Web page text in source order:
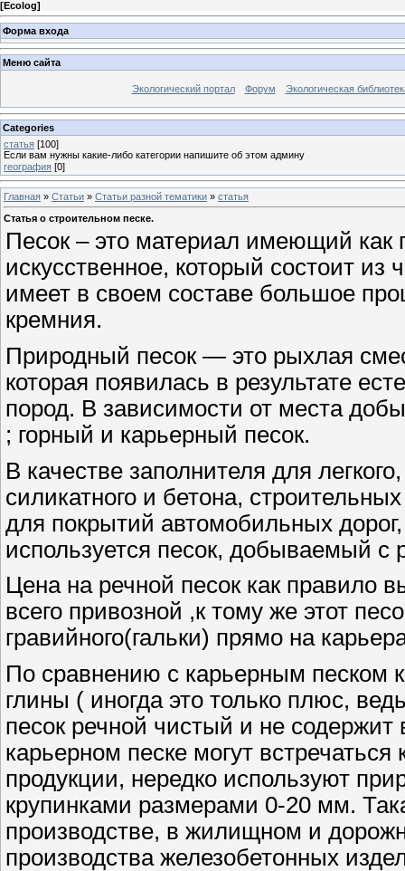
[Ecolog]
Форма входа
Меню сайта
Экологический портал Форум Экологическая
Categories
статья [100]
Если вам нужны какие-либо категории напишите об этом админу
география [0]
Главная » Статьи » Статьи разной тематики » статья
Статья о строительном песке.
Песок – это материал имеющий как
искусственное, который состоит из
имеет в своем составе большое
кремния.
Природный песок — это рыхлая
которая появилась в результате
пород. В зависимости от места
; горный и карьерный песок.
В качестве заполнителя для
силикатного и бетона,
для покрытий автомобильных
используется песок, добываемый с
Цена на речной песок как правило
всего привозной ,к тому же этот
гравийного(гальки) прямо на
По сравнению с карьерным песком
глины ( иногда это только плюс,
песок речной чистый и не
карьерном песке могут
продукции, нередко используют
крупинками размерами 0-20 мм.
производстве, в жилищном и
производства железобетонных